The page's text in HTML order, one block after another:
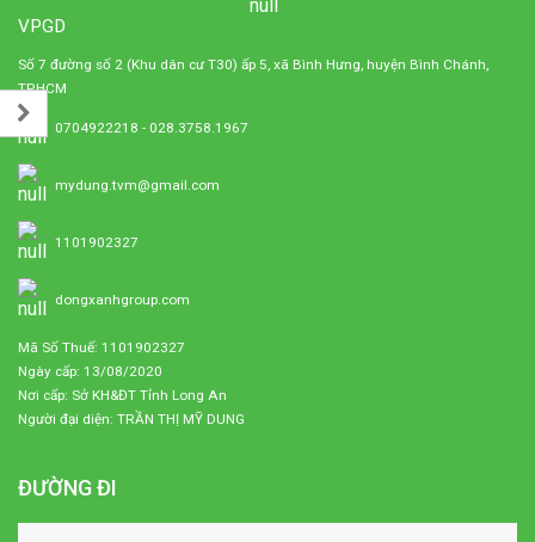
VPGD
Số 7 đường số 2 (Khu dân cư T30) ấp 5, xã Bình Hưng, huyện Bình Chánh,
TP.HCM
0704922218 - 028.3758.1967
mydung.tvm@gmail.com
1101902327
dongxanhgroup.com
Mã Số Thuế: 1101902327
Ngày cấp: 13/08/2020
Nơi cấp: Sở KH&ĐT Tỉnh Long An
Người đại diện: TRẦN THỊ MỸ DUNG
ĐƯỜNG ĐI